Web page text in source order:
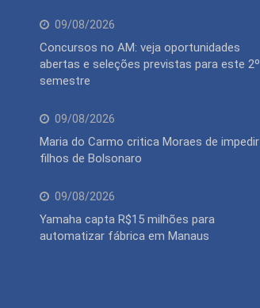
09/08/2026
Concursos no AM: veja oportunidades
abertas e seleções previstas para este 2º
semestre
09/08/2026
Maria do Carmo critica Moraes de impedir
filhos de Bolsonaro
09/08/2026
Yamaha capta R$15 milhões para
automatizar fábrica em Manaus